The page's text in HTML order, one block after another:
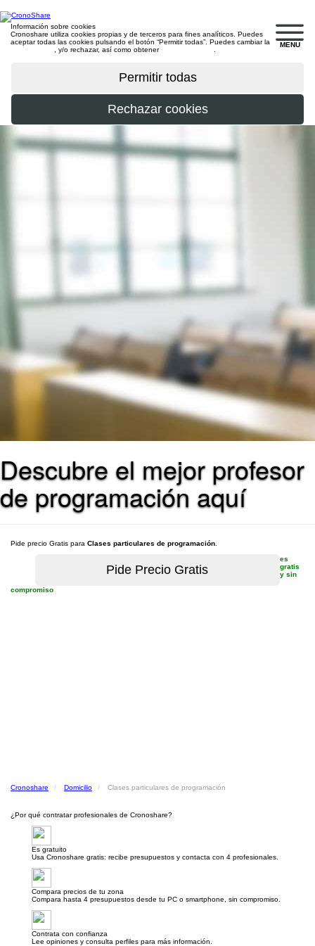
MENU
Información sobre cookies
Cronoshare utiliza cookies propias y de terceros para fines analíticos. Puedes
aceptar todas las cookies pulsando el botón “Permitir todas”. Puedes cambiar la
, y/o rechazar, así como obtener
Descubre el mejor profesor
de programación aquí
Pide precio Gratis para Clases particulares de programación
es
gratis
y sin
compromiso
Cronoshare Domicilio Clases particulares de programación
¿Por qué contratar profesionales de Cronoshare?
Es gratuito
Usa Cronoshare gratis: recibe presupuestos y contacta con 4 profesionales.
Compara precios de tu zona
Compara hasta 4 presupuestos desde tu PC o smartphone, sin compromiso.
Contrata con confianza
Lee opiniones y consulta perfiles para más información.